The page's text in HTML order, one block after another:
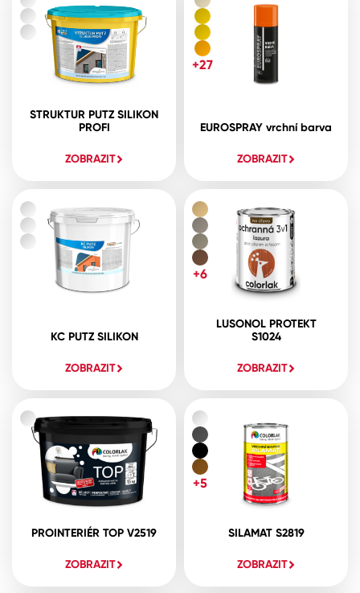
STRUKTUR PUTZ SILIKON
PROFI
ZOBRAZIT
EUROSPRAY vrchní barva
ZOBRAZIT
+27
KC PUTZ SILIKON
ZOBRAZIT
LUSONOL PROTEKT
S1024
ZOBRAZIT
+6
PROINTERIÉR TOP V2519
ZOBRAZIT
SILAMAT S2819
ZOBRAZIT
+5